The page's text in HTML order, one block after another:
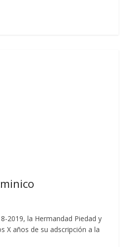
2019, la Hermandad Piedad y
X años de su adscripción a la